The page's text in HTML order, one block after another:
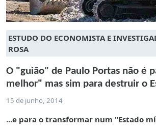
ESTUDO DO ECONOMISTA E
ROSA
O "guião" de Paulo Portas não é
melhor" mas sim para destruir o
15 de junho, 2014
...e para o transformar num "Estado